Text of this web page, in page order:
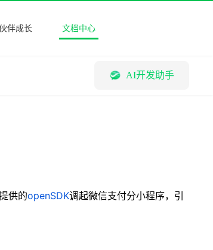
伴成长 文档中心
AI开发助手
供的openSDK调起微信支付分小程序，引